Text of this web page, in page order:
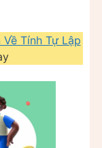
Tính Tự Lập